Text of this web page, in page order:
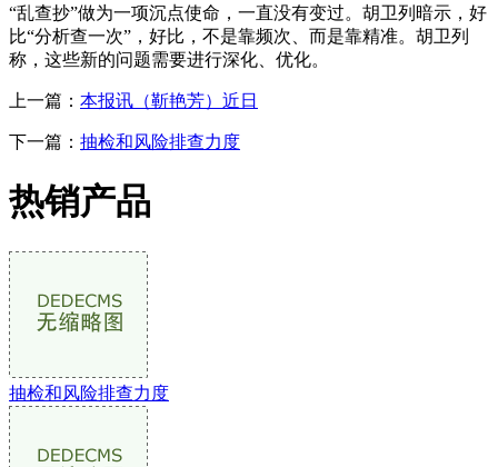
“乱查抄”做为一项沉点使命，一直没有变过。胡卫列暗示，好
比“分析查一次”，好比，不是靠频次、而是靠精准。胡卫列
称，这些新的问题需要进行深化、优化。
上一篇： 本报讯（靳艳芳）近日
下一篇： 抽检和风险排查力度
热销产品
抽检和风险排查力度